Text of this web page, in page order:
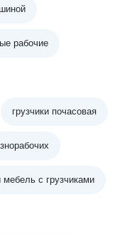
рабочие
грузчики почасовая
мебель с грузчиками